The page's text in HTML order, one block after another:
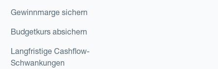
Gewinnmarge sichern
Budgetkurs absichern
Langfristige Cashflow-
Schwankungen